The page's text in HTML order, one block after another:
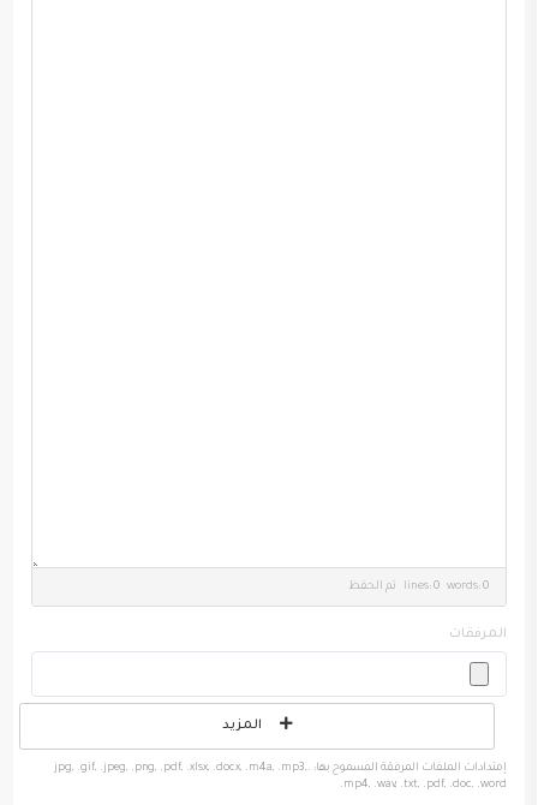
lines: 0 words: 0 تم الحفظ
المرفقات
المزيد
إمتدادات الملفات المرفقة المسموح بها: .jpg, .gif, .jpeg, .png, .pdf, .xlsx, .docx, .m4a, .mp3,
.mp4, .wav, .txt, .pdf, .doc, .word